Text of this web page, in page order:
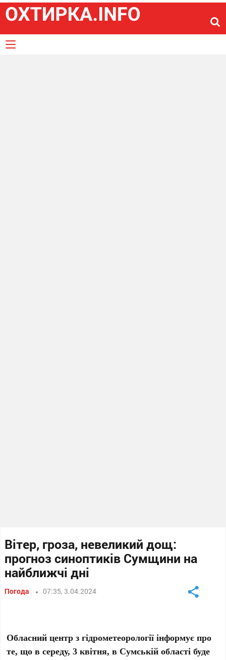
Вітер, гроза, невеликий дощ:
прогноз синоптиків Сумщини на
найближчі дні
Погода 07:35, 3.04.2024
Обласний центр з гідрометеорології інформує про
те, що в середу, 3 квітня, в Сумській області буде